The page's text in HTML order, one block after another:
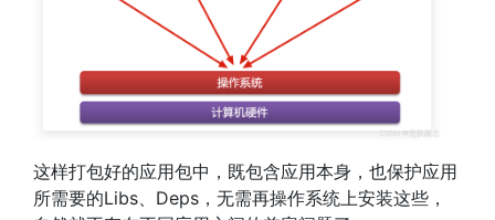
这样打包好的应用包中，既包含应用本身，也保护应用
所需要的Libs、Deps，无需再操作系统上安装这些，